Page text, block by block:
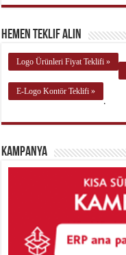
Hemen Teklif Alın
Logo Ürünleri Fiyat Teklifi »
E-Logo Kontör Teklifi »
.
Kampanya